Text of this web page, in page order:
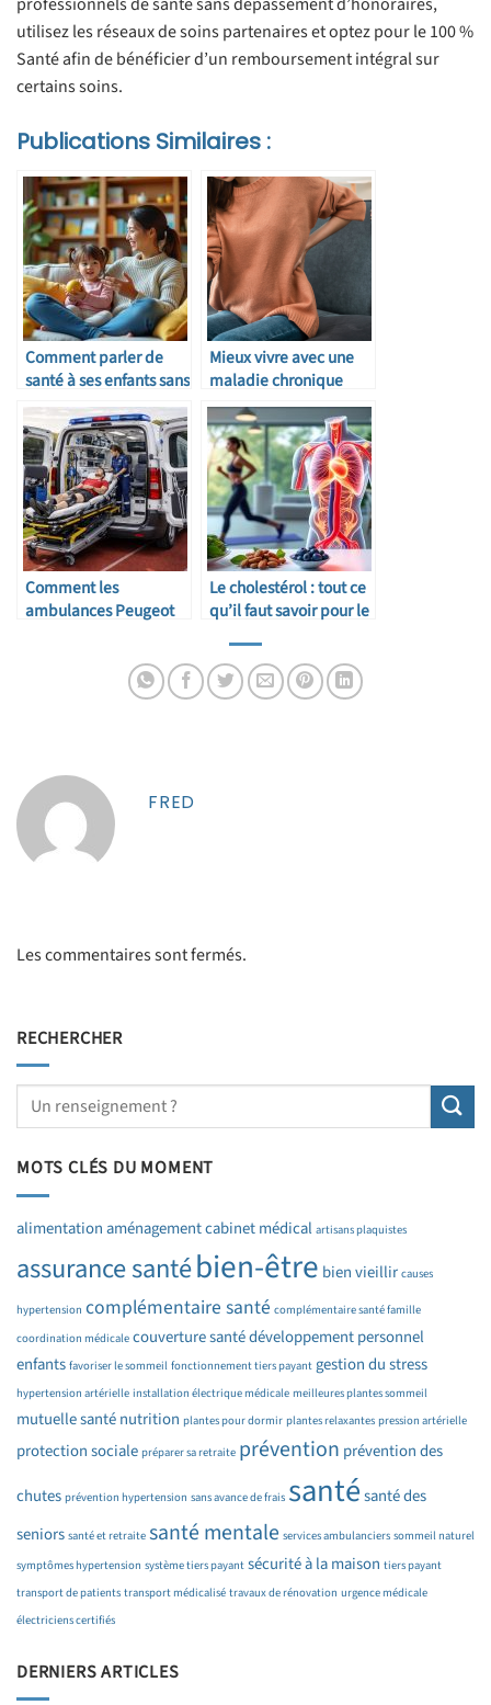
utilisez les réseaux de soins partenaires et optez pour le 100 %
Santé afin de bénéficier d’un remboursement intégral sur
certains soins.
Publications Similaires :
Comment parler de
santé à ses enfants sans
les inquiéter
Mieux vivre avec une
maladie chronique
grâce à un
accompagnement
personnalisé
Comment les
ambulances Peugeot
athlètes blessés
Le cholestérol : tout ce
qu’il faut savoir pour le
FRED
Les commentaires sont fermés.
RECHERCHER
MOTS CLÉS DU MOMENT
alimentationaménagement cabinet médical artisans plaquistes
assurance santébien-être bien vieillir causes
hypertension complémentaire santé complémentaire santé famille
coordination médicale couverture santédéveloppement personnel
enfants favoriser le sommeil fonctionnement tiers payant gestion du stress
hypertension artérielle installation électrique médicale meilleures plantes sommeil
mutuelle santénutrition plantes pour dormir plantes relaxantes pression artérielle
protection sociale préparer sa retraite prévention prévention des
chutes prévention hypertension sans avance de frais santésanté des
seniors santé et retraite santé mentale services ambulanciers sommeil naturel
symptômes hypertension système tiers payant sécurité à la maison tiers payant
transport de patients transport médicalisé travaux de rénovation urgence médicale
électriciens certifiés
DERNIERS ARTICLES